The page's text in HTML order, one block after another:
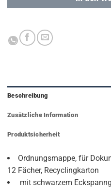
Beschreibung
Zusätzliche Information
Produktsicherheit
Ordnungsmappe, für
12 Fächer, Recyclingkarton
mit schwarzem